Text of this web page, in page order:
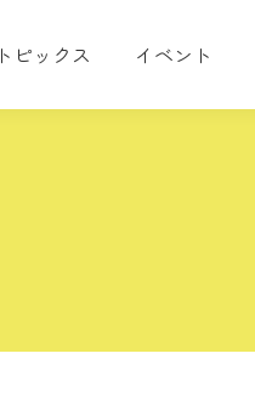
トピックス イベント